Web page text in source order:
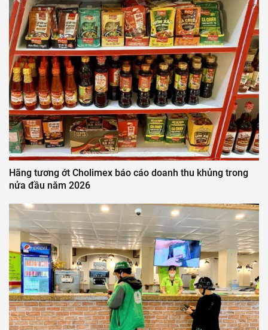
Hãng tương ớt Cholimex báo cáo doanh thu khủng trong
nửa đầu năm 2026